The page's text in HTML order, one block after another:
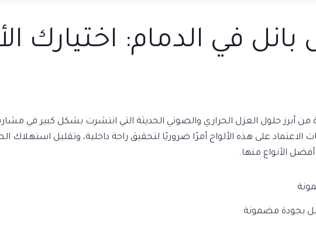
في الدمام: اختيارك
من أبرز حلول العزل الحراري والصوتي الحديثة التي انتشرت بشكل كبير في
على هذه الألواح أمرًا ضروريًا لتحقيق راحة داخلية، وتقليل
أفضل الأنواع منها.
بجودة مضمونة